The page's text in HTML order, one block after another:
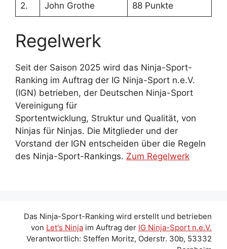
2. John Grothe 88 Punkte
Regelwerk
Seit der Saison 2025 wird das Ninja-Sport-
Ranking im Auftrag der IG Ninja-Sport n.e.V.
(IGN) betrieben, der Deutschen Ninja-Sport
Vereinigung für
Sportentwicklung, Struktur und Qualität, von
Ninjas für Ninjas. Die Mitglieder und der
Vorstand der IGN entscheiden über die Regeln
des Ninja-Sport-Rankings. Zum Regelwerk
Das Ninja-Sport-Ranking wird erstellt und betrieben
von Let's Ninja im Auftrag der IG Ninja-Sport n.e.V.
Verantwortlich: Steffen Moritz, Oderstr. 30b, 53332